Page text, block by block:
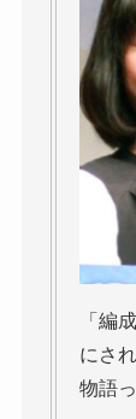
「編
にさ
物語